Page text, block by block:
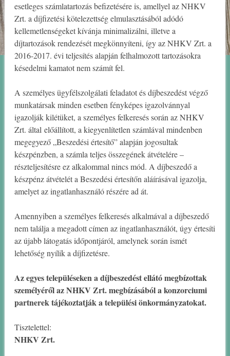
esetleges számlatartozás befizetésére is, amellyel az NHKV
Zrt. a díjfizetési kötelezettség elmulasztásából adódó
kellemetlenségeket kívánja minimalizálni, illetve a
díjtartozások rendezését megkönnyíteni, így az NHKV Zrt. a
2016-2017. évi teljesítés alapján felhalmozott tartozásokra
késedelmi kamatot nem számít fel.
A személyes ügyfélszolgálati feladatot és díjbeszedést végző
munkatársak minden esetben fényképes igazolvánnyal
igazolják kilétüket, a személyes felkeresés során az NHKV
Zrt. által előállított, a kiegyenlítetlen számlával mindenben
megegyező „Beszedési értesítő” alapján jogosultak
készpénzben, a számla teljes összegének átvételére –
részteljesítésre ez alkalommal nincs mód. A díjbeszedő a
készpénz átvételét a Beszedési értesítőn aláírásával igazolja,
amelyet az ingatlanhasználó részére ad át.
Amennyiben a személyes felkeresés alkalmával a díjbeszedő
nem találja a megadott címen az ingatlanhasználót, úgy értesíti
az újabb látogatás időpontjáról, amelynek során ismét
lehetőség nyílik a díjfizetésre.
Az egyes településeken a díjbeszedést ellátó megbízottak
személyéről az NHKV Zrt. megbízásából a konzorciumi
partnerek tájékoztatják a települési önkormányzatokat.
Tisztelettel:
NHKV Zrt.